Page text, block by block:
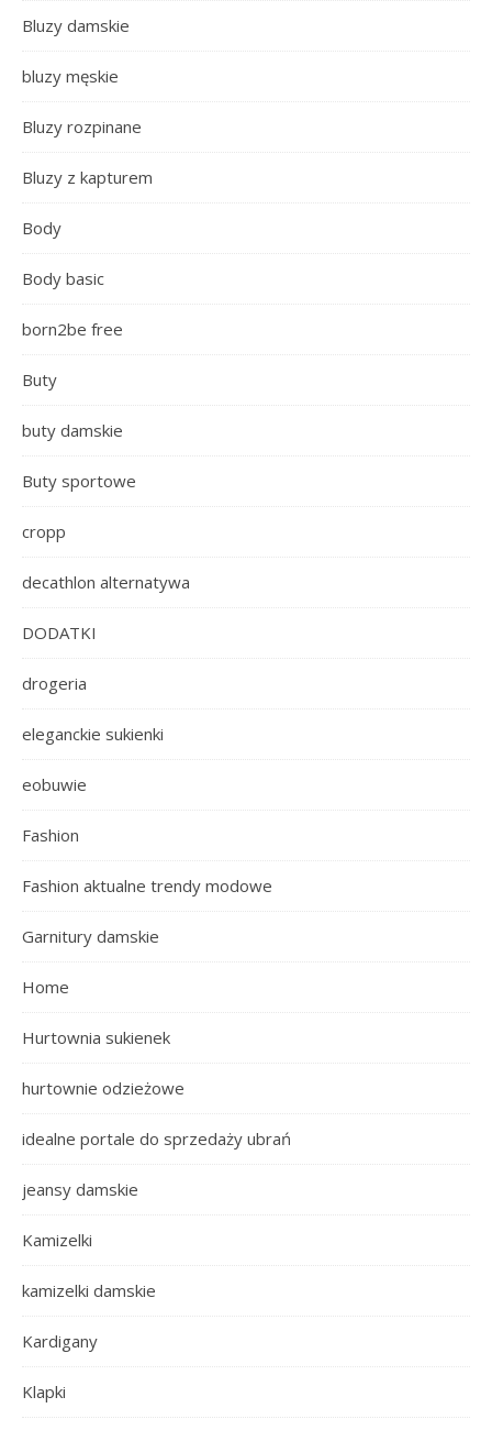
Bluzy damskie
bluzy męskie
Bluzy rozpinane
Bluzy z kapturem
Body
Body basic
born2be free
Buty
buty damskie
Buty sportowe
cropp
decathlon alternatywa
DODATKI
drogeria
eleganckie sukienki
eobuwie
Fashion
Fashion aktualne trendy modowe
Garnitury damskie
Home
Hurtownia sukienek
hurtownie odzieżowe
idealne portale do sprzedaży ubrań
jeansy damskie
Kamizelki
kamizelki damskie
Kardigany
Klapki